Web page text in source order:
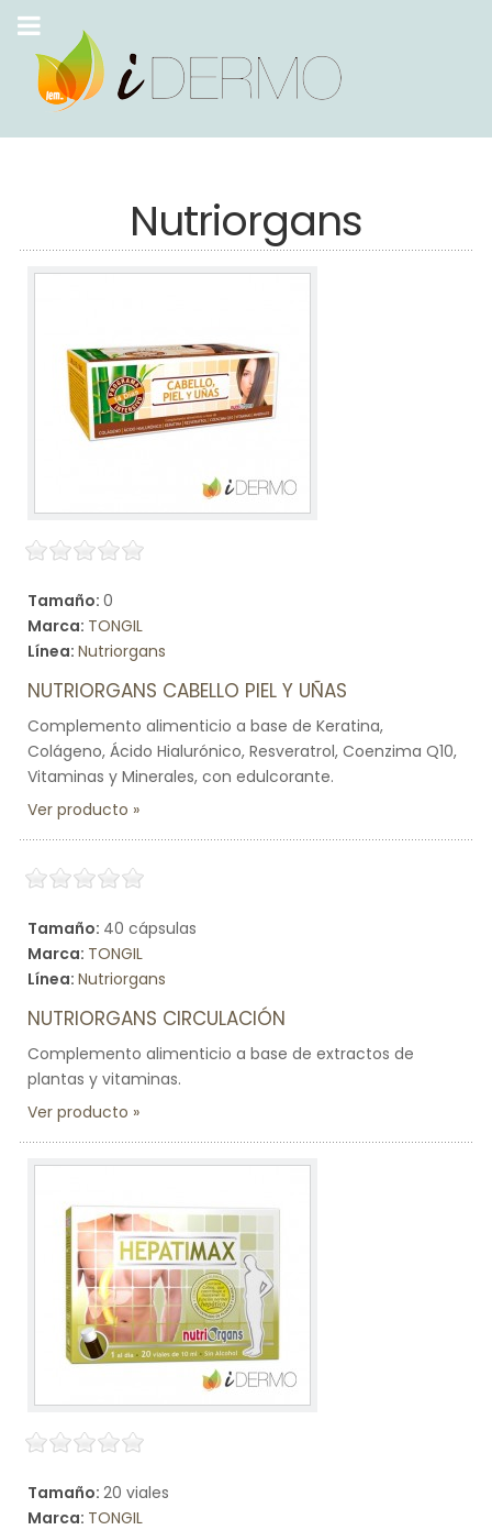
Nutriorgans
Tamaño: 0
Marca: TONGIL
Línea: Nutriorgans
NUTRIORGANS CABELLO PIEL Y UÑAS
Complemento alimenticio a base de Keratina,
Colágeno, Ácido Hialurónico, Resveratrol, Coenzima Q10,
Vitaminas y Minerales, con edulcorante.
Ver producto
Tamaño: 40 cápsulas
Marca: TONGIL
Línea: Nutriorgans
NUTRIORGANS CIRCULACIÓN
Complemento alimenticio a base de extractos de
plantas y vitaminas.
Ver producto
Tamaño: 20 viales
Marca: TONGIL